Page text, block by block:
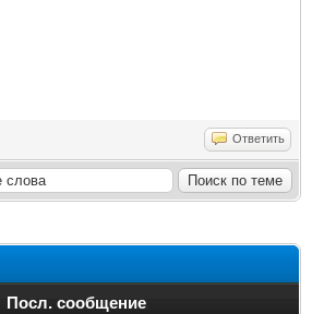
Ответить
Посл. сообщение